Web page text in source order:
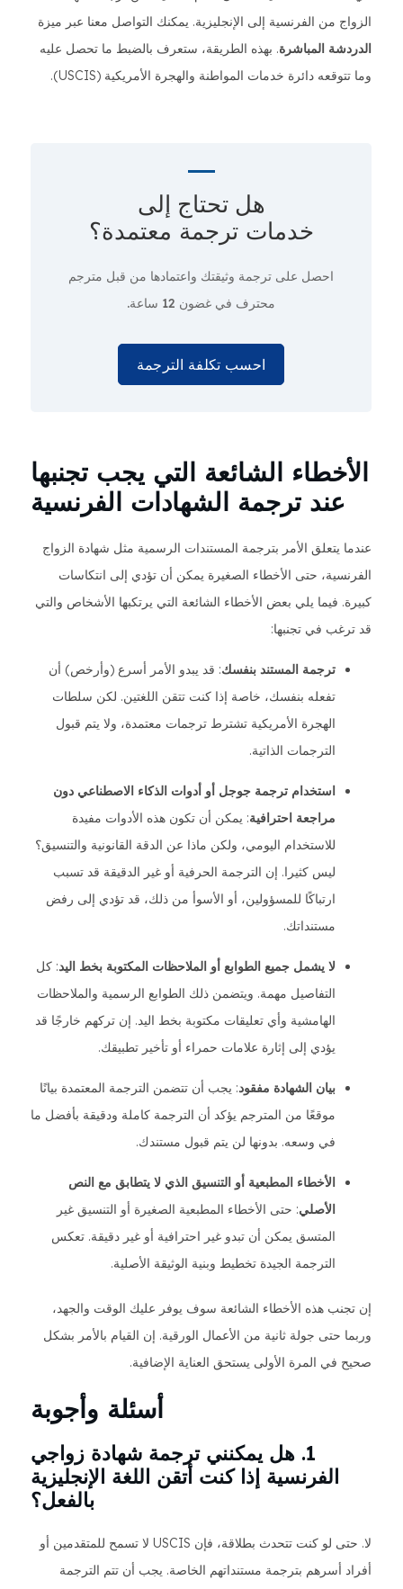
الزواج من الفرنسية إلى الإنجليزية. يمكنك التواصل معنا عبر ميزة
الدردشة المباشرة. بهذه الطريقة، ستعرف بالضبط ما تحصل عليه
وما تتوقعه دائرة خدمات المواطنة والهجرة الأمريكية (USCIS).
هل تحتاج إلى
خدمات ترجمة معتمدة؟
احصل على ترجمة وثيقتك واعتمادها من قبل مترجم
محترف في غضون 12 ساعة.
احسب تكلفة الترجمة
الأخطاء الشائعة التي يجب تجنبها
عند ترجمة الشهادات الفرنسية
عندما يتعلق الأمر بترجمة المستندات الرسمية مثل شهادة الزواج
الفرنسية، حتى الأخطاء الصغيرة يمكن أن تؤدي إلى انتكاسات
كبيرة. فيما يلي بعض الأخطاء الشائعة التي يرتكبها الأشخاص والتي
قد ترغب في تجنبها:
ترجمة المستند بنفسك: قد يبدو الأمر أسرع (وأرخص) أن
تفعله بنفسك، خاصة إذا كنت تتقن اللغتين. لكن سلطات
الهجرة الأمريكية تشترط ترجمات معتمدة، ولا يتم قبول
الترجمات الذاتية.
استخدام ترجمة جوجل أو أدوات الذكاء الاصطناعي دون
مراجعة احترافية: يمكن أن تكون هذه الأدوات مفيدة
للاستخدام اليومي، ولكن ماذا عن الدقة القانونية والتنسيق؟
ليس كثيرا. إن الترجمة الحرفية أو غير الدقيقة قد تسبب
ارتباكًا للمسؤولين، أو الأسوأ من ذلك، قد تؤدي إلى رفض
مستنداتك.
لا يشمل جميع الطوابع أو الملاحظات المكتوبة بخط اليد: كل
التفاصيل مهمة. ويتضمن ذلك الطوابع الرسمية والملاحظات
الهامشية وأي تعليقات مكتوبة بخط اليد. إن تركهم خارجًا قد
يؤدي إلى إثارة علامات حمراء أو تأخير تطبيقك.
بيان الشهادة مفقود: يجب أن تتضمن الترجمة المعتمدة بيانًا
موقعًا من المترجم يؤكد أن الترجمة كاملة ودقيقة بأفضل ما
في وسعه. بدونها لن يتم قبول مستندك.
الأخطاء المطبعية أو التنسيق الذي لا يتطابق مع النص
الأصلي: حتى الأخطاء المطبعية الصغيرة أو التنسيق غير
المتسق يمكن أن تبدو غير احترافية أو غير دقيقة. تعكس
الترجمة الجيدة تخطيط وبنية الوثيقة الأصلية.
إن تجنب هذه الأخطاء الشائعة سوف يوفر عليك الوقت والجهد،
وربما حتى جولة ثانية من الأعمال الورقية. إن القيام بالأمر بشكل
صحيح في المرة الأولى يستحق العناية الإضافية.
أسئلة وأجوبة
1. هل يمكنني ترجمة شهادة زواجي
الفرنسية إذا كنت أتقن اللغة الإنجليزية
بالفعل؟
لا. حتى لو كنت تتحدث بطلاقة، فإن USCIS لا تسمح للمتقدمين أو
أفراد أسرهم بترجمة مستنداتهم الخاصة. يجب أن تتم الترجمة